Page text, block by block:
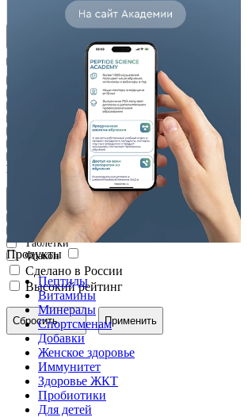
Для детей
S-аденозил-L-метионин
Глутаминовая кислота
Пептиды желудка
Пептиды печени
Хитозан
Форма выпуска
Веганские капсулы
Капсулы
Таблетки
Флакон
Сделано в России
Высокий рейтинг
Сбросить Применить
Продукты
Пептиды
Витамины
Минералы
Спортсменам
Добавки
Женское здоровье
Иммунитет
Здоровье ЖКТ
Пробиотики
Для детей